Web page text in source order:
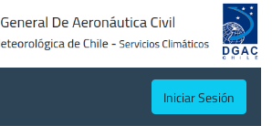
Iniciar Sesión